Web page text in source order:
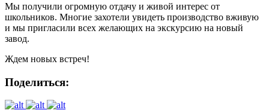
Мы получили огромную отдачу и живой интерес от
школьников. Многие захотели увидеть производство вживую
и мы пригласили всех желающих на экскурсию на новый
завод.
Ждем новых встреч!
Поделиться: